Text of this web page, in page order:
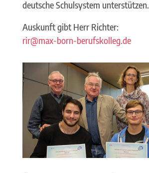
deutsche Schulsystem unterstützen.
Auskunft gibt Herr Richter:
rir@max-born-berufskolleg.de